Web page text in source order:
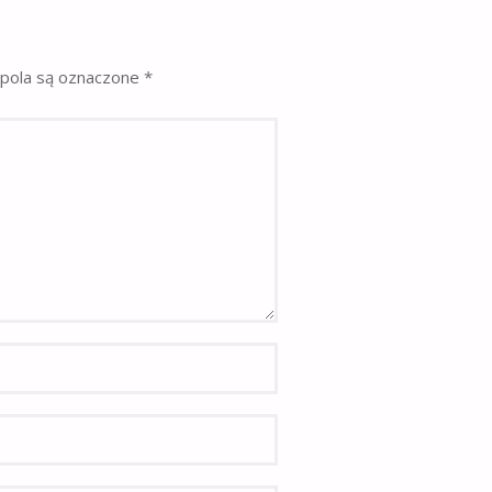
są oznaczone*